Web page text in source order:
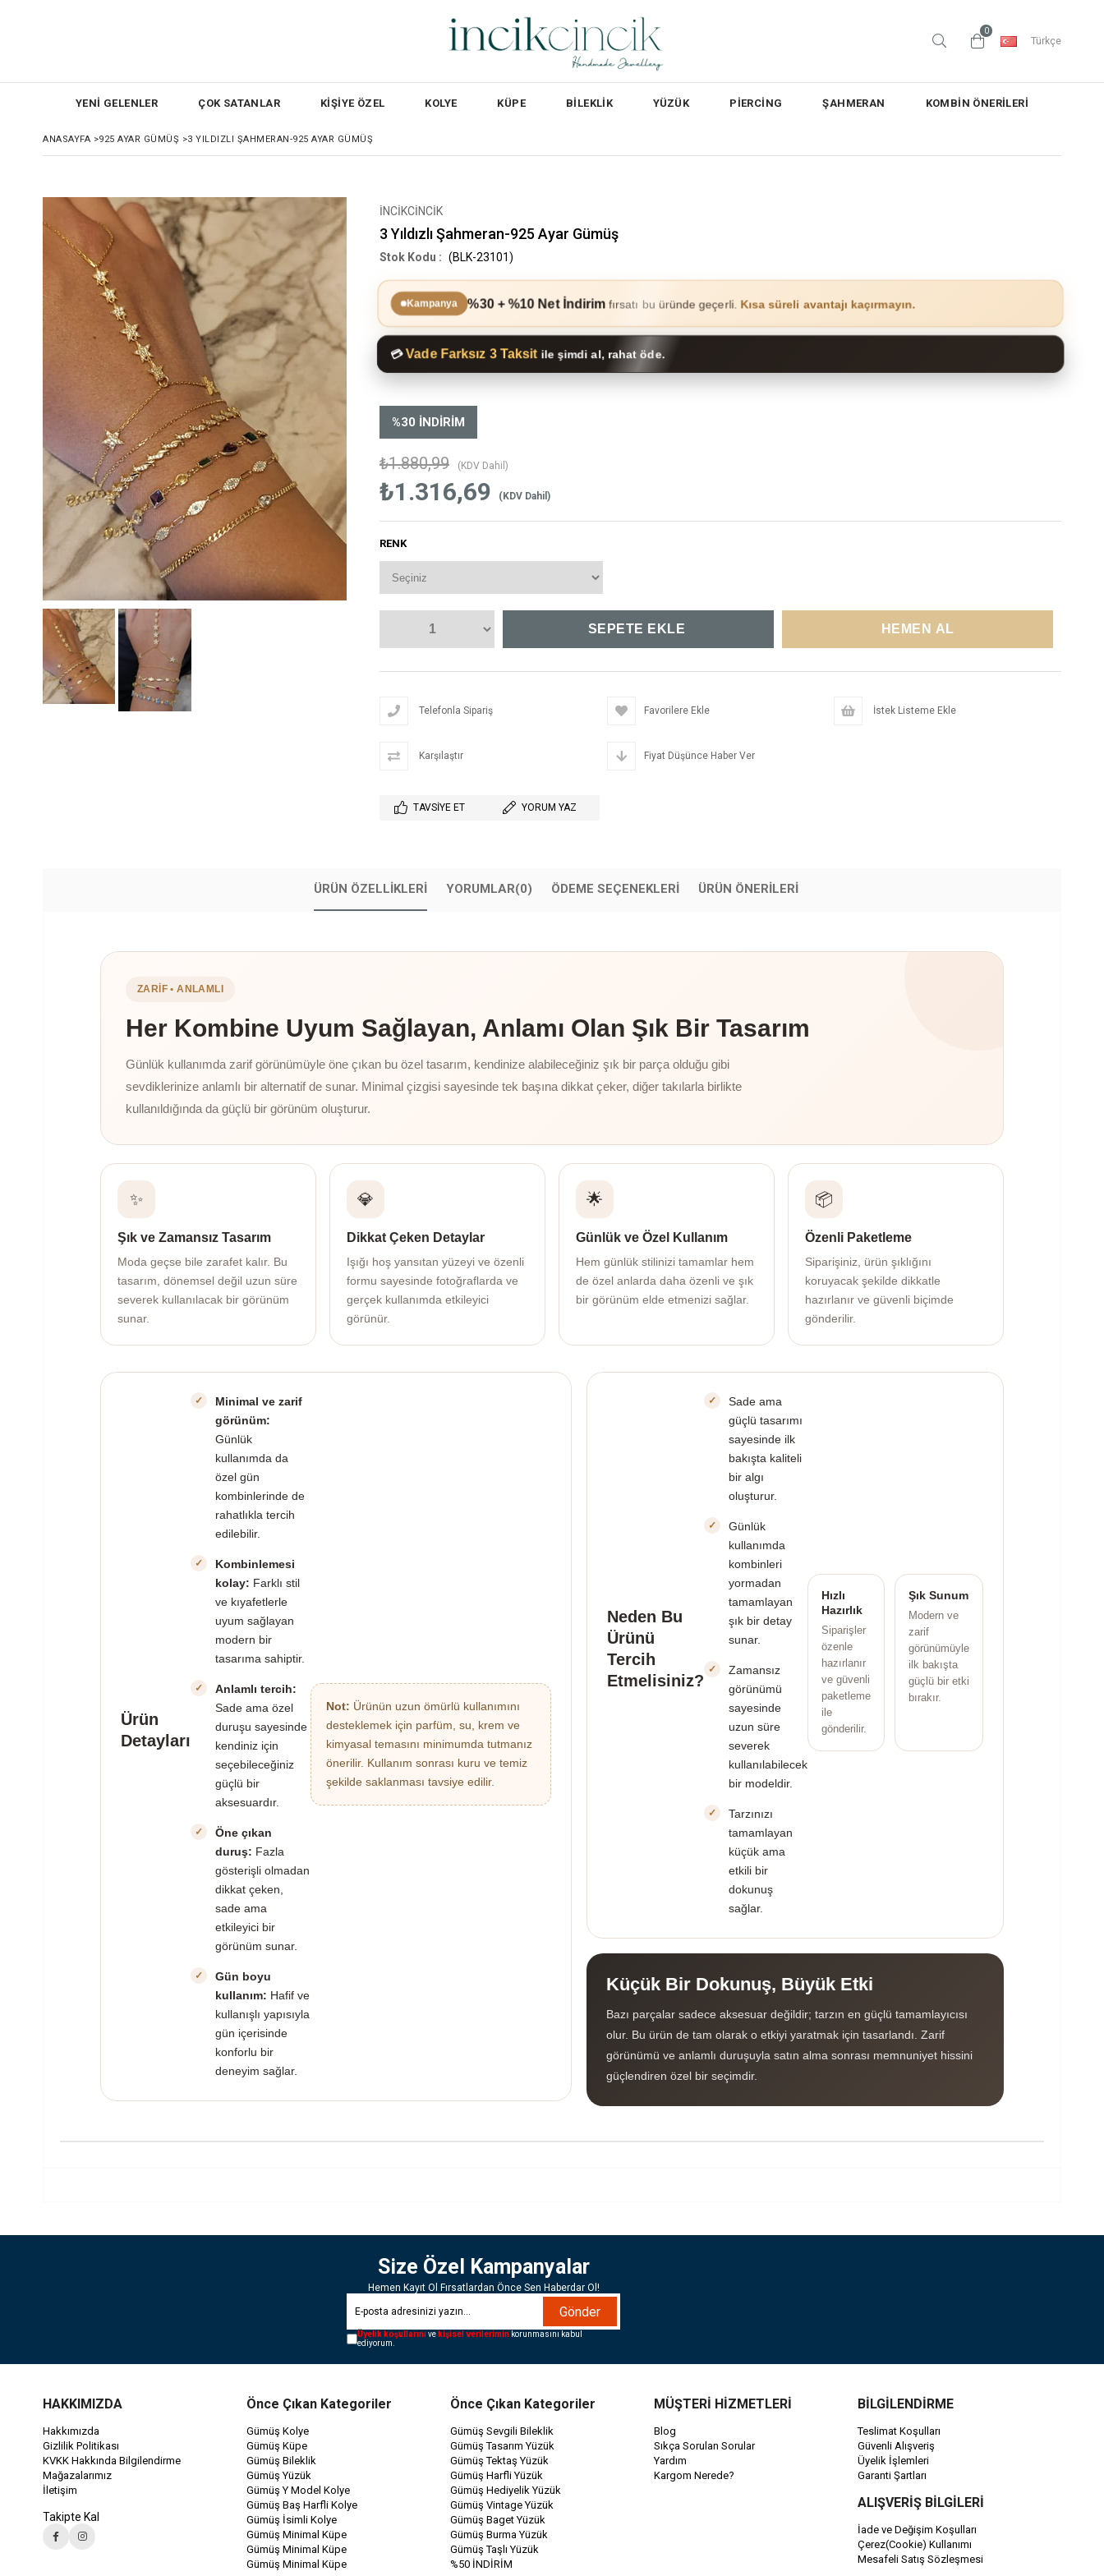
0
Türkçe
YENİ GELENLER ÇOK SATANLAR KİŞİYE ÖZEL KOLYE KÜPE BİLEKLİK YÜZÜK PİERCİNG ŞAHMERAN KOMBİN ÖNERİLERİ
ANASAYFA >925 AYAR GÜMÜŞ >3 YILDIZLI ŞAHMERAN-925 AYAR GÜMÜŞ
İNCİKCİNCİK
3 Yıldızlı Şahmeran-925 Ayar Gümüş
(BLK-23101)
Kampanya %30 + %10 Net İndirim fırsatı bu üründe geçerli. Kısa süreli avantajı kaçırmayın.
💳Vade Farksız 3 Taksit ile şimdi al, rahat öde.
%30 İNDIRIM
₺1.880,99 (KDV Dahil)
₺1.316,69 (KDV Dahil)
RENK
Telefonla Sipariş Favorilere Ekle İstek Listeme Ekle
Karşılaştır Fiyat Düşünce Haber Ver
TAVSIYE ET YORUM YAZ
ÜRÜN ÖZELLIKLERI YORUMLAR(0) ÖDEME SEÇENEKLERI ÜRÜN ÖNERILERI
ZARIF • ANLAMLI
Her Kombine Uyum Sağlayan, Anlamı Olan Şık Bir Tasarım
Günlük kullanımda zarif görünümüyle öne çıkan bu özel tasarım, kendinize alabileceğiniz şık bir parça olduğu gibi
sevdiklerinize anlamlı bir alternatif de sunar. Minimal çizgisi sayesinde tek başına dikkat çeker, diğer takılarla birlikte
kullanıldığında da güçlü bir görünüm oluşturur.
✨
Şık ve Zamansız Tasarım
Moda geçse bile zarafet kalır. Bu
tasarım, dönemsel değil uzun süre
severek kullanılacak bir görünüm
sunar.
💎
Dikkat Çeken Detaylar
Işığı hoş yansıtan yüzeyi ve özenli
formu sayesinde fotoğraflarda ve
gerçek kullanımda etkileyici
görünür.
🌟
Günlük ve Özel Kullanım
Hem günlük stilinizi tamamlar hem
de özel anlarda daha özenli ve şık
bir görünüm elde etmenizi sağlar.
📦
Özenli Paketleme
Siparişiniz, ürün şıklığını
koruyacak şekilde dikkatle
hazırlanır ve güvenli biçimde
gönderilir.
Ürün
Detayları
Minimal ve zarif
görünüm:
Günlük
kullanımda da
özel gün
kombinlerinde de
rahatlıkla tercih
edilebilir.
Kombinlemesi
kolay: Farklı stil
ve kıyafetlerle
uyum sağlayan
modern bir
tasarıma sahiptir.
Anlamlı tercih:
Sade ama özel
duruşu sayesinde
kendiniz için
seçebileceğiniz
güçlü bir
aksesuardır.
Öne çıkan
duruş: Fazla
gösterişli olmadan
dikkat çeken,
sade ama
etkileyici bir
görünüm sunar.
Gün boyu
kullanım: Hafif ve
kullanışlı yapısıyla
gün içerisinde
konforlu bir
deneyim sağlar.
Not: Ürünün uzun ömürlü kullanımını
desteklemek için parfüm, su, krem ve
kimyasal temasını minimumda tutmanız
önerilir. Kullanım sonrası kuru ve temiz
şekilde saklanması tavsiye edilir.
Neden Bu
Ürünü
Tercih
Etmelisiniz?
Sade ama
güçlü tasarımı
sayesinde ilk
bakışta kaliteli
bir algı
oluşturur.
Günlük
kullanımda
kombinleri
yormadan
tamamlayan
şık bir detay
sunar.
Zamansız
görünümü
sayesinde
uzun süre
severek
kullanılabilecek
bir modeldir.
Tarzınızı
tamamlayan
küçük ama
etkili bir
dokunuş
sağlar.
Hızlı
Hazırlık
Siparişler
özenle
hazırlanır
ve güvenli
paketleme
ile
gönderilir.
Şık Sunum
Modern ve
zarif
görünümüyle
ilk bakışta
güçlü bir etki
bırakır.
Küçük Bir Dokunuş, Büyük Etki
Bazı parçalar sadece aksesuar değildir; tarzın en güçlü tamamlayıcısı
olur. Bu ürün de tam olarak o etkiyi yaratmak için tasarlandı. Zarif
görünümü ve anlamlı duruşuyla satın alma sonrası memnuniyet hissini
güçlendiren özel bir seçimdir.
Size Özel Kampanyalar
Hemen Kayıt Ol Fırsatlardan Önce Sen Haberdar Ol!
Gönder
Üyelik koşullarınıve kişisel verileriminkorunmasını kabul
ediyorum.
HAKKIMIZDA
Hakkımızda
Gizlilik Politikası
KVKK Hakkında Bilgilendirme
Mağazalarımız
İletişim
Takipte Kal
Önce Çıkan Kategoriler
Gümüş Kolye
Gümüş Küpe
Gümüş Bileklik
Gümüş Yüzük
Gümüş Y Model Kolye
Gümüş Baş Harfli Kolye
Gümüş İsimli Kolye
Gümüş Minimal Küpe
Gümüş Minimal Küpe
Gümüş Minimal Küpe
Önce Çıkan Kategoriler
Gümüş Sevgili Bileklik
Gümüş Tasarım Yüzük
Gümüş Tektaş Yüzük
Gümüş Harfli Yüzük
Gümüş Hediyelik Yüzük
Gümüş Vintage Yüzük
Gümüş Baget Yüzük
Gümüş Burma Yüzük
Gümüş Taşlı Yüzük
%50 İNDİRİM
MÜŞTERİ HİZMETLERİ
Blog
Sıkça Sorulan Sorular
Yardım
Kargom Nerede?
BİLGİLENDİRME
Teslimat Koşulları
Güvenli Alışveriş
Üyelik İşlemleri
Garanti Şartları
ALIŞVERİŞ BİLGİLERİ
İade ve Değişim Koşulları
Çerez(Cookie) Kullanımı
Mesafeli Satış Sözleşmesi